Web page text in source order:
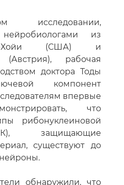
исследовании,
из
Хойи (США) и
(Австрия), рабочая
доктора Тоды
компонент
впервые
что
рибонуклеиновой
защищающие
существуют до
обнаружили, что